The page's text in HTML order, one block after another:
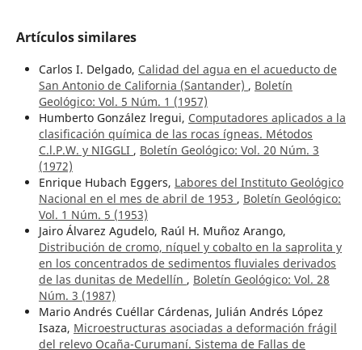
Artículos similares
Carlos I. Delgado, Calidad del agua en el acueducto de
San Antonio de California (Santander) , Boletín
Geológico: Vol. 5 Núm. 1 (1957)
Humberto González lregui, Computadores aplicados a la
clasificación química de las rocas ígneas. Métodos
C.l.P.W. y NIGGLI , Boletín Geológico: Vol. 20 Núm. 3
(1972)
Enrique Hubach Eggers, Labores del Instituto Geológico
Nacional en el mes de abril de 1953 , Boletín Geológico:
Vol. 1 Núm. 5 (1953)
Jairo Álvarez Agudelo, Raúl H. Muñoz Arango,
Distribución de cromo, níquel y cobalto en la saprolita y
en los concentrados de sedimentos fluviales derivados
de las dunitas de Medellín , Boletín Geológico: Vol. 28
Núm. 3 (1987)
Mario Andrés Cuéllar Cárdenas, Julián Andrés López
Isaza, Microestructuras asociadas a deformación frágil
del relevo Ocaña-Curumaní. Sistema de Fallas de